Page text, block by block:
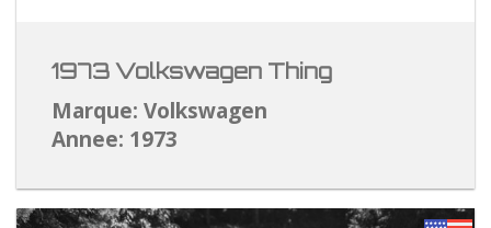
1973 Volkswagen Thing
Marque: Volkswagen
Annee: 1973